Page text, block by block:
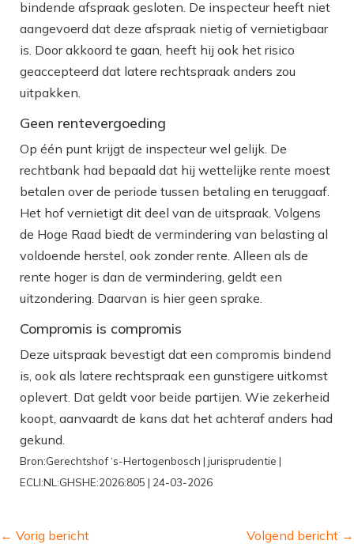
bindende afspraak gesloten. De inspecteur heeft niet
aangevoerd dat deze afspraak nietig of vernietigbaar
is. Door akkoord te gaan, heeft hij ook het risico
geaccepteerd dat latere rechtspraak anders zou
uitpakken.
Geen rentevergoeding
Op één punt krijgt de inspecteur wel gelijk. De
rechtbank had bepaald dat hij wettelijke rente moest
betalen over de periode tussen betaling en teruggaaf.
Het hof vernietigt dit deel van de uitspraak. Volgens
de Hoge Raad biedt de vermindering van belasting al
voldoende herstel, ook zonder rente. Alleen als de
rente hoger is dan de vermindering, geldt een
uitzondering. Daarvan is hier geen sprake.
Compromis is compromis
Deze uitspraak bevestigt dat een compromis bindend
is, ook als latere rechtspraak een gunstigere uitkomst
oplevert. Dat geldt voor beide partijen. Wie zekerheid
koopt, aanvaardt de kans dat het achteraf anders had
gekund.
Bron:Gerechtshof ‘s-Hertogenbosch | jurisprudentie |
ECLI:NL:GHSHE:2026:805 | 24-03-2026
← Vorig bericht Volgend bericht →